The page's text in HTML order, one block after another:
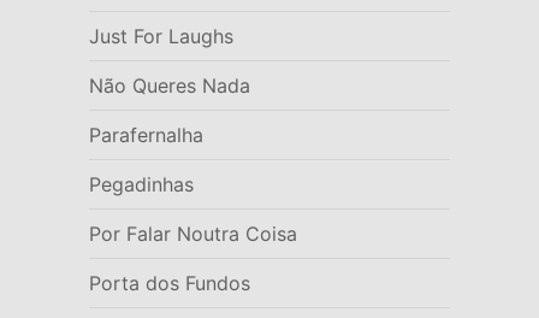
Just For Laughs
Não Queres Nada
Parafernalha
Pegadinhas
Por Falar Noutra Coisa
Porta dos Fundos